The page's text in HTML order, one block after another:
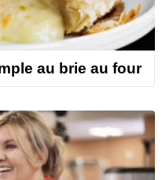
au brie au four